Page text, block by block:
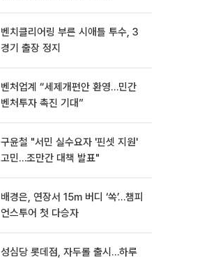
벤치클리어링 부른 시애틀 투수, 3
경기 출장 정지
벤처업계 “세제개편안 환영…민간
벤처투자 촉진 기대”
구윤철 "서민 실수요자 '핀셋 지원'
고민…조만간 대책 발표"
배경은, 연장서 15m 버디 ‘쏙’…챔피
언스투어 첫 다승자
성심당 롯데점, 자두롤 출시…하루